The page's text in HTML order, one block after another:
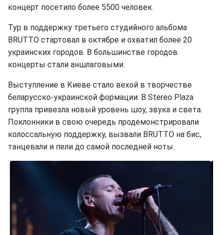
концерт посетило более 5500 человек.
Тур в поддержку третьего студийного альбома
BRUTTO стартовал в октябре и охватил более 20
украинских городов. В большинстве городов
концерты стали аншлаговыми.
Выступление в Киеве стало вехой в творчестве
беларусско-украинской формации. В Stereo Plaza
группа привезла новый уровень шоу, звука и света.
Поклонники в свою очередь продемонстрировали
колоссальную поддержку, вызвали BRUTTO на бис,
танцевали и пели до самой последней ноты.